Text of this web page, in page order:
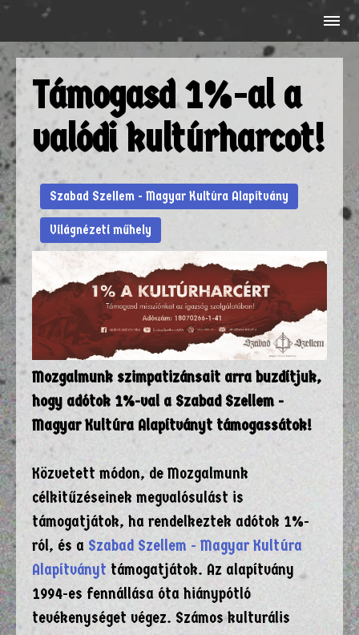
Támogasd 1%-al a
valódi kultúrharcot!
Szabad Szellem - Magyar Kultúra Alapítvány
Világnézeti műhely
Mozgalmunk szimpatizánsait arra buzdítjuk,
hogy adótok 1%-val a Szabad Szellem -
Magyar Kultúra Alapítványt támogassátok!
Közvetett módon, de Mozgalmunk
célkitűzéseinek megvalósulást is
támogatjátok, ha rendelkeztek adótok 1%-
ról, és a Szabad Szellem - Magyar Kultúra
Alapítványt támogatjátok. Az alapítvány
1994-es fennállása óta hiánypótló
tevékenységet végez. Számos kulturális